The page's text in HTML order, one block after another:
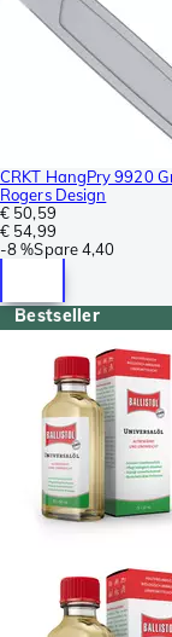
CRKT HangPry 9920
Rogers Design
€ 50,59
€ 54,99
-8 %Spare4,40
Bestseller